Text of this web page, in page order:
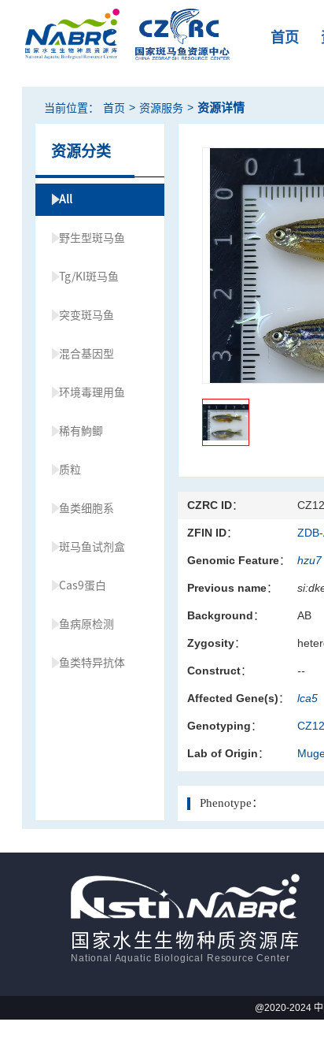
首页
当前位置： 首页 > 资源服务 > 资源详情
资源分类
All
野生型斑马鱼
Tg/KI斑马鱼
突变斑马鱼
混合基因型
环境毒理用鱼
稀有鮈鲫
质粒
鱼类细胞系
斑马鱼试剂盒
Cas9蛋白
鱼病原检测
鱼类特异抗体
CZRC ID：
ZFIN ID：
Genomic Feature： hzu7
Previous name：
Background： AB
Zygosity：
Construct： --
Affected Gene(s)： lca5
Genotyping：
Lab of Origin：
Phenotype：
国家水生生物种质资源库
National Aquatic Biological Resource Center
@2020-2024